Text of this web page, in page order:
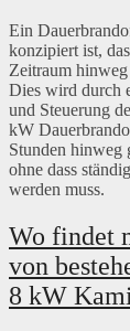
Ein
konzipiert ist,
Zeitraum
Dies wird durch
und Steuerung
kW
Stunden hinweg
ohne dass
werden muss.
Wo findet
von
8 kW